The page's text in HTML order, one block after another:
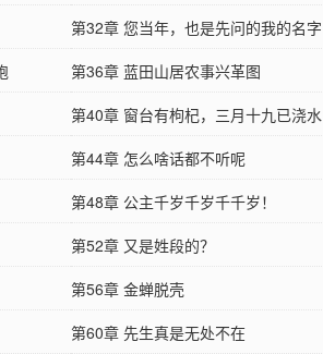
第32章 您当年，也是先问的我的名字
第36章 蓝田山居农事兴革图
第40章 窗台有枸杞，三月十九已浇水
第44章 怎么啥话都不听呢
第48章 公主千岁千岁千千岁！
第52章 又是姓段的？
第56章 金蝉脱壳
第60章 先生真是无处不在